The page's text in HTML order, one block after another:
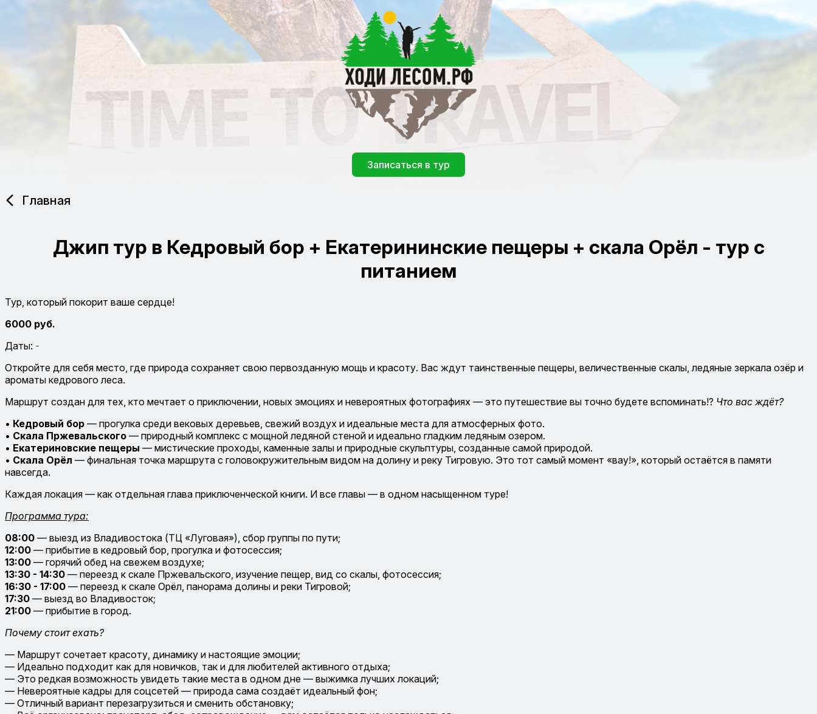
Записаться в тур
Главная
Джип тур в Кедровый бор + Екатерининские пещеры + скала Орёл - тур с
питанием
Тур, который покорит ваше сердце!
6000 руб.
Даты: -
Откройте для себя место, где природа сохраняет свою первозданную мощь и красоту. Вас ждут таинственные пещеры, величественные скалы, ледяные зеркала озёр и
ароматы кедрового леса.
Маршрут создан для тех, кто мечтает о приключении, новых эмоциях и невероятных фотографиях — это путешествие вы точно будете вспоминать!? Что вас ждёт?
• Кедровый бор — прогулка среди вековых деревьев, свежий воздух и идеальные места для атмосферных фото.
• Скала Пржевальского — природный комплекс с мощной ледяной стеной и идеально гладким ледяным озером.
• Екатериновские пещеры — мистические проходы, каменные залы и природные скульптуры, созданные самой природой.
• Скала Орёл — финальная точка маршрута с головокружительным видом на долину и реку Тигровую. Это тот самый момент «вау!», который остаётся в памяти
навсегда.
Каждая локация — как отдельная глава приключенческой книги. И все главы — в одном насыщенном туре!
Программа тура:
08:00 — выезд из Владивостока (ТЦ «Луговая»), сбор группы по пути;
12:00 — прибытие в кедровый бор, прогулка и фотосессия;
13:00 — горячий обед на свежем воздухе;
13:30 - 14:30 — переезд к скале Пржевальского, изучение пещер, вид со скалы, фотосессия;
16:30 - 17:00 — переезд к скале Орёл, панорама долины и реки Тигровой;
17:30 — выезд во Владивосток;
21:00 — прибытие в город.
Почему стоит ехать?
— Маршрут сочетает красоту, динамику и настоящие эмоции;
— Идеально подходит как для новичков, так и для любителей активного отдыха;
— Это редкая возможность увидеть такие места в одном дне — выжимка лучших локаций;
— Невероятные кадры для соцсетей — природа сама создаёт идеальный фон;
— Отличный вариант перезагрузиться и сменить обстановку;